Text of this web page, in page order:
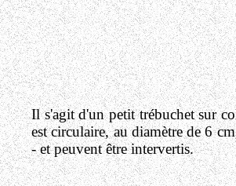
Il s'agit d'un petit trébuchet sur
est circulaire, au diamètre de 6
- et peuvent être intervertis.